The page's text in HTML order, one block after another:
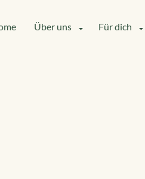
Über uns Für dich